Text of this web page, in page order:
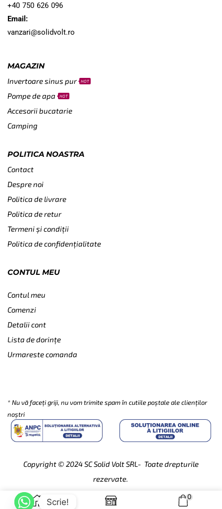
+40 750 626 096
Email:
vanzari@solidvolt.ro
MAGAZIN
Invertoare sinus pur HOT
Pompe de apa HOT
Accesorii bucatarie
Camping
POLITICA NOASTRA
Contact
Despre noi
Politica de livrare
Politica de retur
Termeni și condiții
Politica de confidențialitate
CONTUL MEU
Contul meu
Comenzi
Detalii cont
Lista de dorințe
Urmareste comanda
* Nu vă faceți griji, nu vom trimite spam în cutiile poștale ale clienților
noștri
Copyright © 2024 SC Solid Volt SRL- Toate drepturile
rezervate.
0
Scrie!